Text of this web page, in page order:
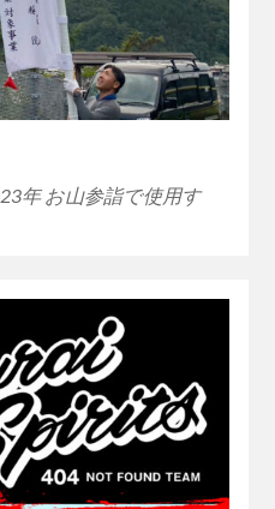
年 お山参詣で使用す